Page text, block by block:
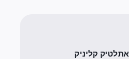
אתלטיק קליניק